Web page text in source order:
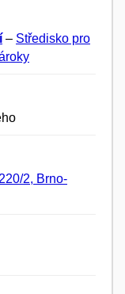
– Středisko pro
2, Brno-